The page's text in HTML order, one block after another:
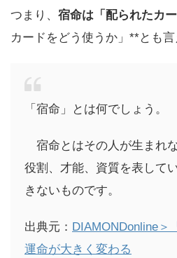
つまり、 宿命は「配られたカー
カードをどう使うか」**とも言
「宿命」とは何でしょう。
宿命とはその人が生まれ
役割、才能、資質を表して
きないものです。
出典元： DIAMONDonline＞
運命が大きく変わる